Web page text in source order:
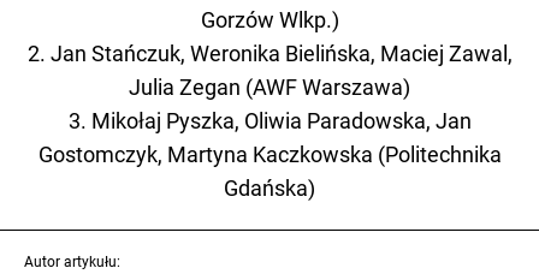
Gorzów Wlkp.)
2. Jan Stańczuk, Weronika Bielińska, Maciej Zawal,
Julia Zegan (AWF Warszawa)
3. Mikołaj Pyszka, Oliwia Paradowska, Jan
Gostomczyk, Martyna Kaczkowska (Politechnika
Gdańska)
Autor artykułu: